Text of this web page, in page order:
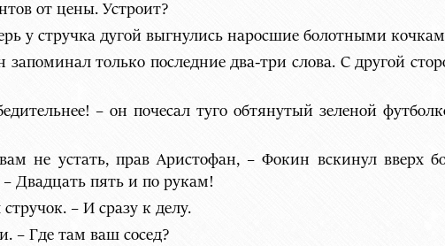
от цены. Устроит?
у стручка дугой выгнулись наросшие болотными
запоминал только последние два-три слова. С другой
– он почесал туго обтянутый зеленой
не устать, прав Аристофан, – Фокин вскинул вверх
Двадцать пять и по рукам!
– И сразу к делу.
– Где там ваш сосед?